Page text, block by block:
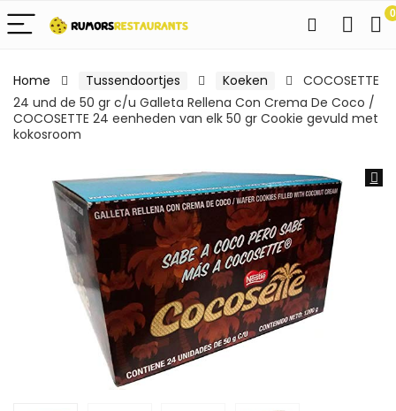
0
Home Tussendoortjes Koeken
COCOSETTE
24 und de 50 gr c/u Galleta Rellena Con Crema De Coco /
COCOSETTE 24 eenheden van elk 50 gr Cookie gevuld met
kokosroom